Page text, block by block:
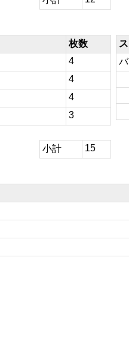
枚数
4
4
4
3
小計 15